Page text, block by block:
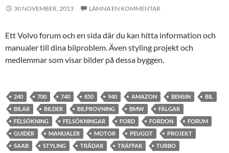
30 NOVEMBER, 2013 LÄMNA EN KOMMENTAR
Ett Volvo forum och en sida där du kan hitta information och
manualer till dina bilproblem. Även styling projekt och
medlemmar som visar bilder på dessa byggen.
240 700 740 850 940 AMAZON BENSIN
BIL
BILAR
BILDER BILPROVNING BMW
FÄLGAR
FELSÖKNING
FELSÖKNINGAR FORD FORDON
FORUM
GUIDER
MANUALER MOTOR PEUGOT
PROJEKT
SAAB
STYLING TRÅDAR TRÄFFAR
TURBO